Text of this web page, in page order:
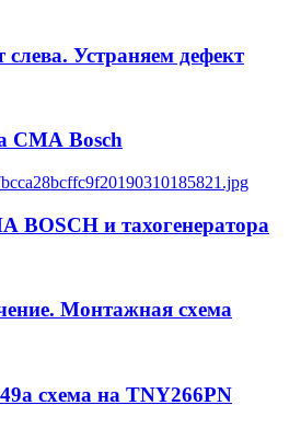
Устраняем дефект
СМА Bosch
BOSCH и тахогенератора
Монтажная схема
схема на TNY266PN